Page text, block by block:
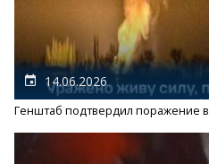
14.06.2026
Генштаб подтвердил поражение